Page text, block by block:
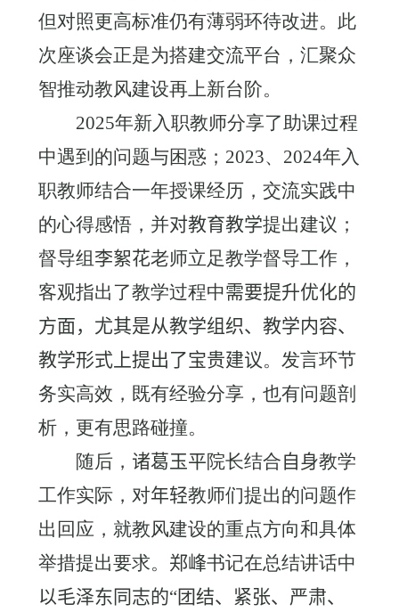
但对照更高标准仍有薄弱环待改进。此
次座谈会正是为搭建交流平台，汇聚众
智推动教风建设再上新台阶。
2025年新入职教师分享了助课过程
中遇到的问题与困惑； 2023、 2024年入
职教师结合一年授课经历，交流实践中
的心得感悟，并对教育教学提出建议；
督导组 李絮花老师立足教学督导工作，
客观指出了教学过程中需要提升优化的
方面， 尤其是从教学组织、教学内容、
教学形式上提出了宝贵建议。发言环节
务实高效，既有经验分享，也有问题剖
析，更有思路碰撞。
随后， 诸葛玉平院长结合自身教学
工作实际，对年轻教师们提出的问题作
出回应，就教风建设的重点方向和具体
举措提出要求。 郑峰书记在总结讲话中
以毛泽东同志的“团结、紧张、严肃、